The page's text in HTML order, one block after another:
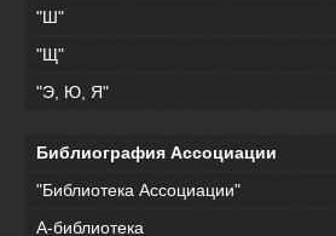
"Ш"
"Щ"
"Э, Ю, Я"
Библиография Ассоциации
"Библиотека Ассоциации"
А-библиотека